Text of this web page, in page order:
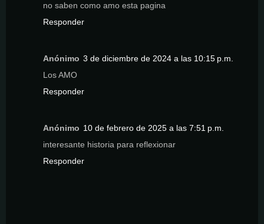
no saben como amo esta pagina
Responder
Anónimo 3 de diciembre de 2024 a las 10:15 p.m.
Los AMO
Responder
Anónimo 10 de febrero de 2025 a las 7:51 p.m.
interesante historia para reflexionar
Responder